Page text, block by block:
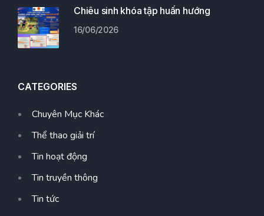
Chiêu sinh khóa tập huấn hướng
16/06/2026
CATEGORIES
Chuyên Mục Khác
Thể thao giải trí
Tin hoạt động
Tin truyền thông
Tin tức